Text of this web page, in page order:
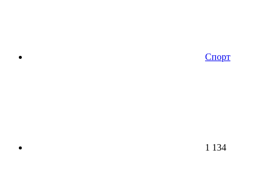
Спорт
1 134